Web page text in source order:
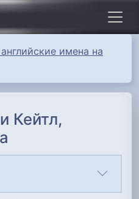
имена на
Кейтл,